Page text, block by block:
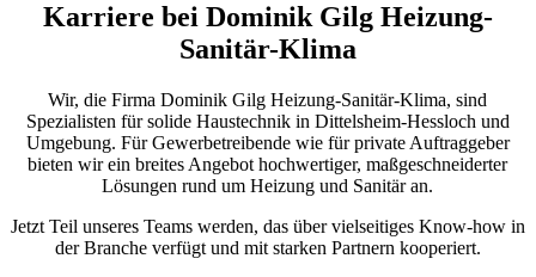
Karriere bei Dominik Gilg Heizung-
Sanitär-Klima
Wir, die Firma Dominik Gilg Heizung-Sanitär-Klima, sind
Spezialisten für solide Haustechnik in Dittelsheim-Hessloch und
Umgebung. Für Gewerbetreibende wie für private Auftraggeber
bieten wir ein breites Angebot hochwertiger, maßgeschneiderter
Lösungen rund um Heizung und Sanitär an.
Jetzt Teil unseres Teams werden, das über vielseitiges Know-how in
der Branche verfügt und mit starken Partnern kooperiert.